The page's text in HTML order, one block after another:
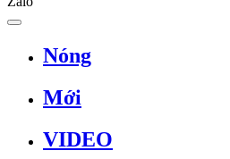
Nóng
Mới
VIDEO